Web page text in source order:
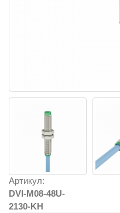
Артикул:
DVI-M08-48U-
2130-KH